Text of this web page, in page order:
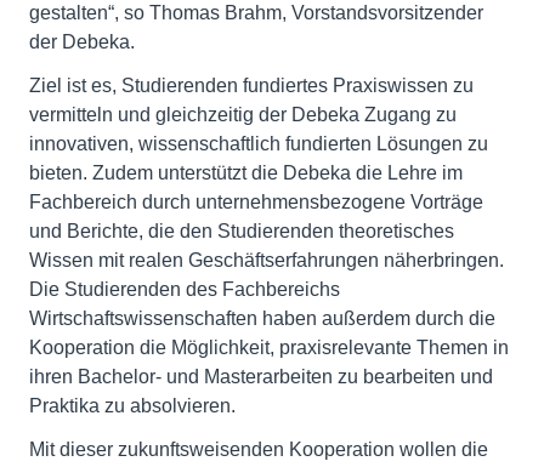
gestalten“, so Thomas Brahm, Vorstandsvorsitzender
der Debeka.
Ziel ist es, Studierenden fundiertes Praxiswissen zu
vermitteln und gleichzeitig der Debeka Zugang zu
innovativen, wissenschaftlich fundierten Lösungen zu
bieten. Zudem unterstützt die Debeka die Lehre im
Fachbereich durch unternehmensbezogene Vorträge
und Berichte, die den Studierenden theoretisches
Wissen mit realen Geschäftserfahrungen näherbringen.
Die Studierenden des Fachbereichs
Wirtschaftswissenschaften haben außerdem durch die
Kooperation die Möglichkeit, praxisrelevante Themen in
ihren Bachelor- und Masterarbeiten zu bearbeiten und
Praktika zu absolvieren.
Mit dieser zukunftsweisenden Kooperation wollen die